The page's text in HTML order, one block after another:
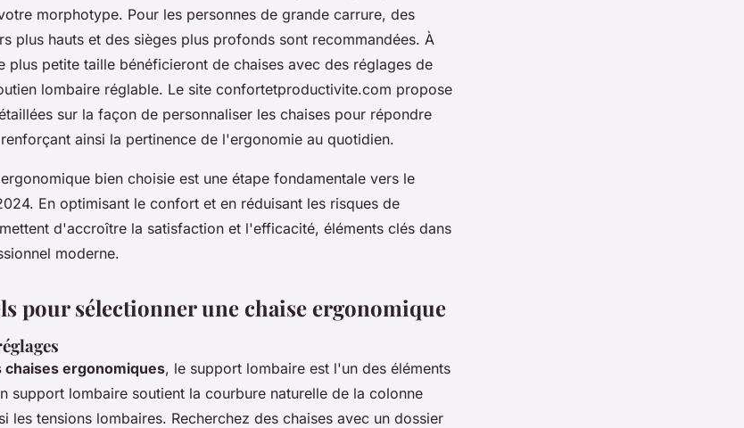
morphotype. Pour les personnes de grande carrure, des
plus hauts et des sièges plus profonds sont recommandées. À
plus petite taille bénéficieront de chaises avec des réglages de
lombaire réglable. Le site confortetproductivite.com propose
sur la façon de personnaliser les chaises pour répondre
ainsi la pertinence de l'ergonomie au quotidien.
bien choisie est une étape fondamentale vers le
En optimisant le confort et en réduisant les risques de
d'accroître la satisfaction et l'efficacité, éléments clés dans
moderne.
pour sélectionner une chaise ergonomique
chaises ergonomiques, le support lombaire est l'un des éléments
support lombaire soutient la courbure naturelle de la colonne
les tensions lombaires. Recherchez des chaises avec un dossier